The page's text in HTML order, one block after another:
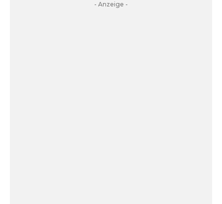
- Anzeige -